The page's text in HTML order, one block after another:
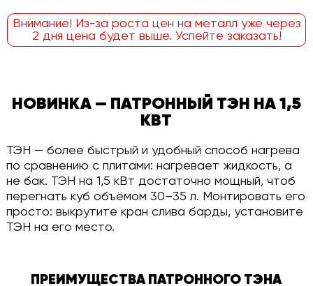
Внимание! Из-за роста цен на металл уже через
2 дня цена будет выше. Успейте заказать!
НОВИНКА — ПАТРОННЫЙ ТЭН НА 1,5
КВТ
ТЭН — более быстрый и удобный способ нагрева
по сравнению с плитами: нагревает жидкость, а
не бак. ТЭН на 1,5 кВт достаточно мощный, чтоб
перегнать куб объёмом 30–35 л. Монтировать его
просто: выкрутите кран слива барды, установите
ТЭН на его место.
ПРЕИМУЩЕСТВА ПАТРОННОГО ТЭНА